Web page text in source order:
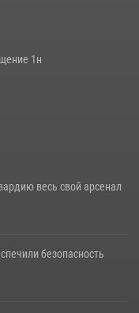
1н
весь свой арсенал
безопасность